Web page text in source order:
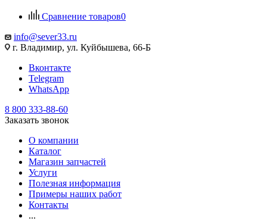
Сравнение товаров0
info@sever33.ru
г. Владимир, ул. Куйбышева, 66-Б
Вконтакте
Telegram
WhatsApp
8 800 333-88-60
Заказать звонок
О компании
Каталог
Магазин запчастей
Услуги
Полезная информация
Примеры наших работ
Контакты
...